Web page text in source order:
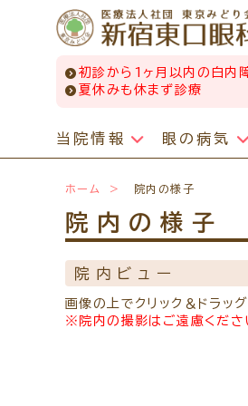
初診から1ヶ月以内の白内
夏休みも休まず診療
当院情報
最新情報
感染症予防のための衛生環境
医師のご紹介
ごあいさつ
当院勤務医師のご紹介
眼の病気
眼の病気
病名から探す
症状から探す
構造から探す
お薬の使用方法
専門治療
小児眼科専門治療ぺージ
網膜・硝子体疾患専門治療ペー
ドライアイ専門治療ページ
緑内障専門治療ページ
黄斑疾患専門治療ページ
WEB予約(来院日時
一般外来予約
小児眼科専門治療を予約
コンタクトレンズ診療を予約
白内障専門治療を予約
白内障手術公開講座を予約
日帰り白内障手術
手術担当医のご紹介
白内障手術をおすすめする理由
手術をするタイミング
白内障手術の費用
手術の方法・流れ
コンタクトレンズ診療
処方箋を推奨する理由
定期検診について
コンタクトレンズの種類
遠近両用コンタクトレンズ
乱視用コンタクトレンズ
ホーム 院内の様子
院内の様子
院内ビュー
画像の上でクリック＆ドラッ
※院内の撮影はご遠慮くださ